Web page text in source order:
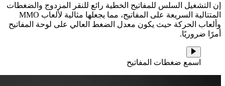
إن التشغيل السلس للمفاتيح الخطية رائع للنقر المزدوج والضغطات
المتتالية السريعة على المفاتيح، مما يجعلها مثالية لألعاب MMO
وألعاب الحركة حيث يكون معدل الضغط العالي على لوحة المفاتيح
أمرًا ضروريًا.
اسمع ضغطات المفاتيح